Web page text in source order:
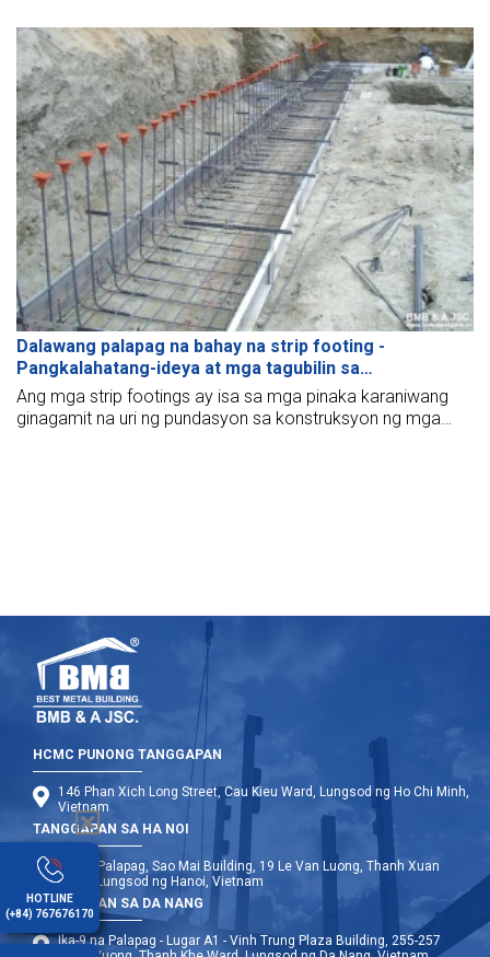
ng kumpleto at detalyadong guhit ng estruktura ng bakal,
upang matugunan ng natapos na produkto ang mga
kinakailangan.
Dalawang palapag na bahay na strip footing -
Pangkalahatang-ideya at mga tagubilin sa
konstruksyon
Ang mga strip footings ay isa sa mga pinaka karaniwang
ginagamit na uri ng pundasyon sa konstruksyon ng mga
HCMC PUNONG TANGGAPAN
146 Phan Xich Long Street, Cau Kieu Ward, Lungsod ng Ho Chi Minh,
Vietnam
TANGGAPAN SA HA NOI
Ika-12 Palapag, Sao Mai Building, 19 Le Van Luong, Thanh Xuan
Ward, Lungsod ng Hanoi, Vietnam
TANGGAPAN SA DA NANG
Ika-9 na Palapag - Lugar A1 - Vinh Trung Plaza Building, 255-257
HOTLINE
(+84) 767676170